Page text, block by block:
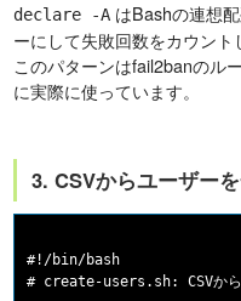
declare -A はBashの連想
ーにして失敗回数をカウント
このパターンはfail2banのル
に実際に使っています。
3. CSVからユーザー
#!/bin/bash
# create-users.sh: CSVから